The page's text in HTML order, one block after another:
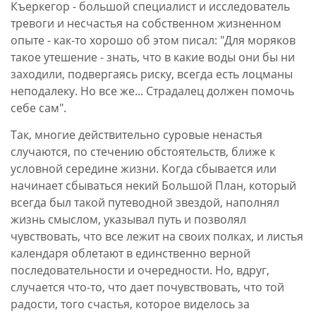
Къеркегор - большой специалист и исследователь
тревоги и несчастья на собственном жизненном
опыте - как-то хорошо об этом писал: "Для моряков
такое утешение - знать, что в какие воды они бы ни
заходили, подвергаясь риску, всегда есть лоцманы
неподалеку. Но все же... Страдалец должен помочь
себе сам".
Так, многие действительно суровые ненастья
случаются, по стечению обстоятельств, ближе к
условной середине жизни. Когда сбывается или
начинает сбываться некий Большой План, который
всегда был такой путеводной звездой, наполнял
жизнь смыслом, указывал путь и позволял
чувствовать, что все лежит на своих полках, и листья
календаря облетают в единственно верной
последовательности и очередности. Но, вдруг,
случается что-то, что дает почувствовать, что той
радости, того счастья, которое виделось за